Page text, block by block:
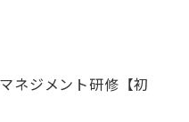
ネジメント研修【初